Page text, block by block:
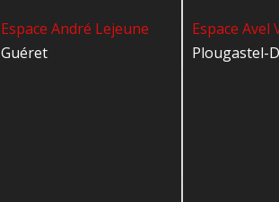
Espace André Lejeune
Guéret
Espace Avel
Plougastel-